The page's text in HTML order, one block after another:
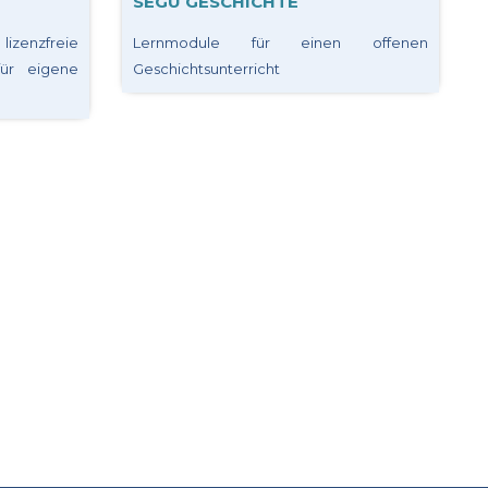
eigene
Lernmodule für einen offenen
Geschichtsunterricht